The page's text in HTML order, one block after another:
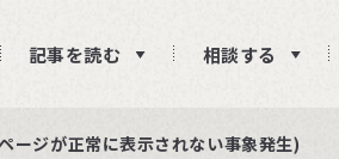
記事を読む 相談する
投稿をお待ちしております
せージが正常に表示されない事象発生)